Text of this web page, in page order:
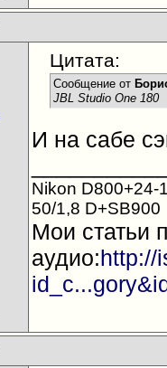
Цитата:
Сообщение от
JBL Studio One 180
И на сабе
Nikon D800+24-
50/1,8 D+SB900
Мои статьи
аудио:http://